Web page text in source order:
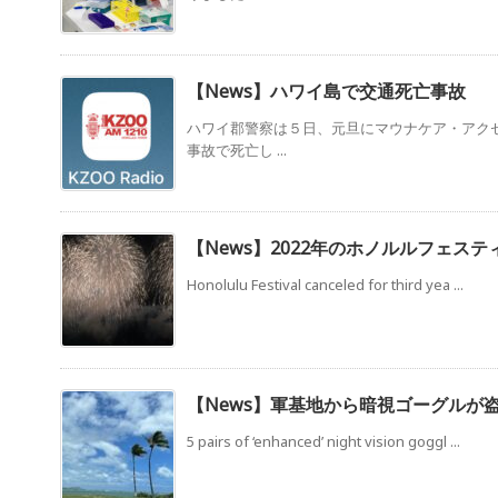
【News】ハワイ島で交通死亡事故
ハワイ郡警察は５日、元旦にマウナケア・アク
事故で死亡し ...
【News】2022年のホノルルフェス
Honolulu Festival canceled for third yea ...
【News】軍基地から暗視ゴーグルが
5 pairs of ‘enhanced’ night vision goggl ...